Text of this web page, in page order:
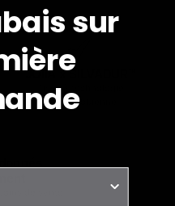
JOIIA x SILVADUR™
Tissu à technologie
antimicrobienne
de santé
sur